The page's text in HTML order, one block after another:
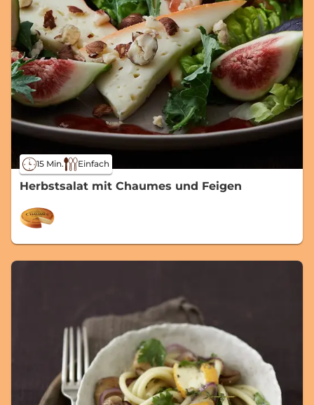
15 Min. Einfach
Herbstsalat mit Chaumes und Feigen